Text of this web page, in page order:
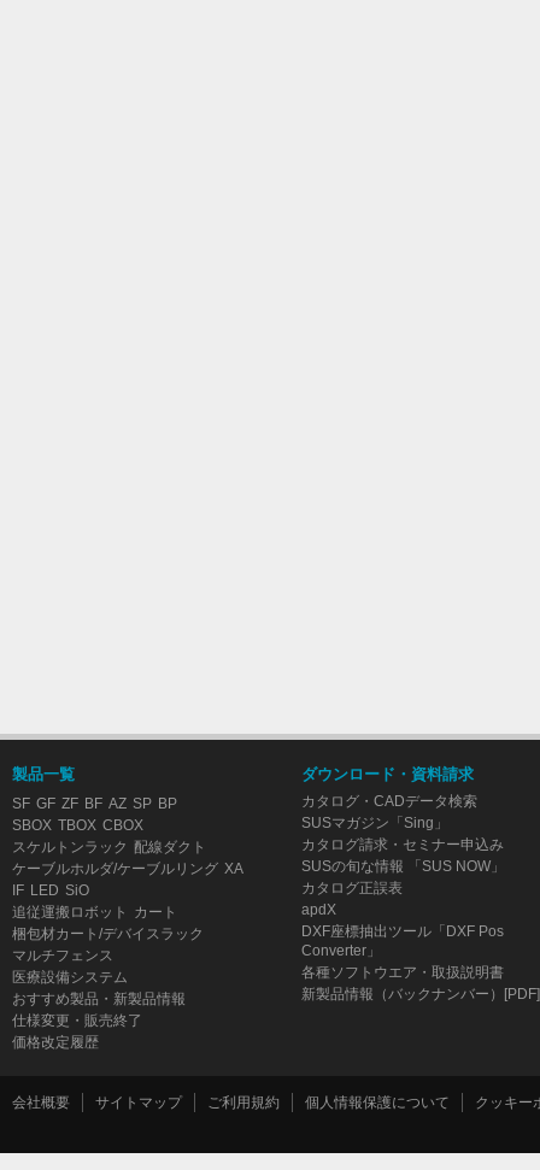
製品一覧
SF GF ZF BF AZ SP BP
SBOX TBOX CBOX
スケルトンラック 配線ダクト
ケーブルホルダ/ケーブルリング XA
IF LED SiO
追従運搬ロボット
カート
梱包材カート/デバイスラック
マルチフェンス
医療設備システム
おすすめ製品・新製品情報
仕様変更・販売終了
価格改定履歴
ダウンロード・資料請求
カタログ・CADデータ検索
SUSマガジン「Sing」
カタログ請求・セミナー申込み
SUSの旬な情報 「SUS NOW」
カタログ正誤表
apdX
DXF座標抽出ツール「DXF Pos
Converter」
各種ソフトウエア・取扱説明書
新製品情報（バックナンバー）[PDF]
会社概要 サイトマップ ご利用規約 個人情報保護について クッキー